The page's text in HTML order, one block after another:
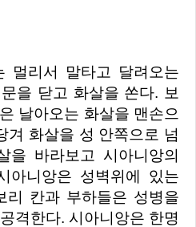
멀리서 말타고 달려오는
을 닫고 화살을 쏜다. 보
날아오는 화살을 맨손으
겨 화살을 성 안쪽으로 넘
을 바라보고 시아니앙의
아니앙은 성벽위에 있는
리 칸과 부하들은 성병을
격한다. 시아니앙은 한명